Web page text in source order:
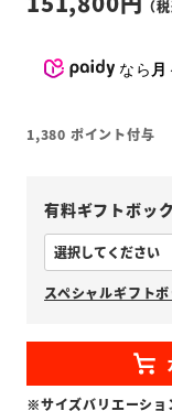
なら
1,380 ポイント付与
有料ギフトボッ
スペシャルギフト
※サイズバリエーショ